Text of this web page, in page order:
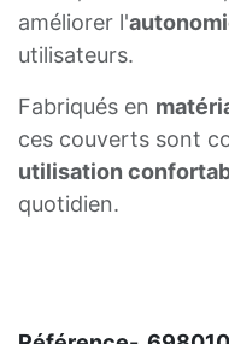
améliorer l'
utilisateurs.
Fabriqués en
ces couverts sont
utilisation
quotidien.